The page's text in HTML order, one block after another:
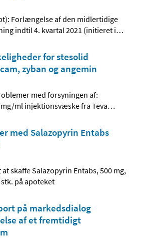
Forlængelse af den midlertidige
indtil 4. kvartal 2021 (initieret i…
for stesolid
zyban og angemin
med forsyningen af:
ml injektionsvæske fra Teva…
med Salazopyrin Entabs
skaffe Salazopyrin Entabs, 500 mg,
på apoteket
på markedsdialog
af et fremtidigt